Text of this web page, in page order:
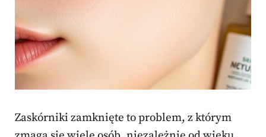
Zaskórniki zamknięte to problem, z którym